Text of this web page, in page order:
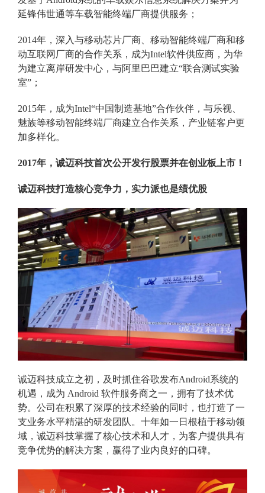
延锋伟世通等车载智能终端厂商提供服务；
2014年，深入与移动芯片厂商、移动智能终端厂商和移
动互联网厂商的合作关系，成为Intel软件供应商，为华
为建立离岸研发中心，与阿里巴巴建立“联合测试实验
室”；
2015年，成为Intel“中国制造基地”合作伙伴，与乐视、
魅族等移动智能终端厂商建立合作关系，产业链客户更
加多样化。
2017年，诚迈科技首次公开发行股票并在创业板上市！
诚迈科技打造核心竞争力，实力派也是绩优股
诚迈科技成立之初，及时抓住谷歌发布Android系统的
机遇，成为 Android 软件服务商之一，拥有了技术优
势。公司在积累了深厚的技术经验的同时，也打造了一
支业务水平精湛的研发团队。十年如一日根植于移动领
域，诚迈科技掌握了核心技术和人才，为客户提供具有
竞争优势的解决方案，赢得了业内良好的口碑。